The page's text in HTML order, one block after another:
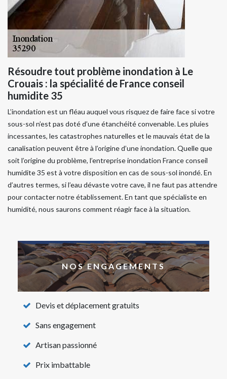
Résoudre tout problème inondation à Le
Crouais : la spécialité de France conseil
humidite 35
L’inondation est un fléau auquel vous risquez de faire face si votre
sous-sol n’est pas doté d’une étanchéité convenable. Les pluies
incessantes, les catastrophes naturelles et le mauvais état de la
canalisation peuvent être à l’origine d’une inondation. Quelle que
soit l’origine du problème, l’entreprise inondation France conseil
humidite 35 est à votre disposition en cas de sous-sol inondé. En
d’autres termes, si l’eau dévaste votre cave, il ne faut pas attendre
pour contacter notre établissement. En tant que spécialiste en
humidité, nous saurons comment réagir face à la situation.
NOS ENGAGEMENTS
Devis et déplacement gratuits
Sans engagement
Artisan passionné
Prix imbattable